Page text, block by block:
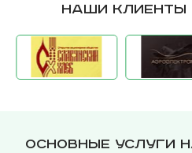
Наши клиенты
Основные услуги